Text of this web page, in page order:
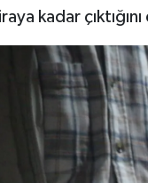
kadar